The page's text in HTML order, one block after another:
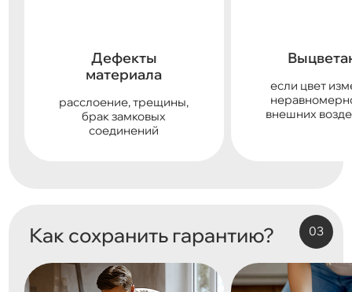
Дефекты
материала
расслоение, трещины,
брак замковых
соединений
если цвет
внешних
Как сохранить гарантию?